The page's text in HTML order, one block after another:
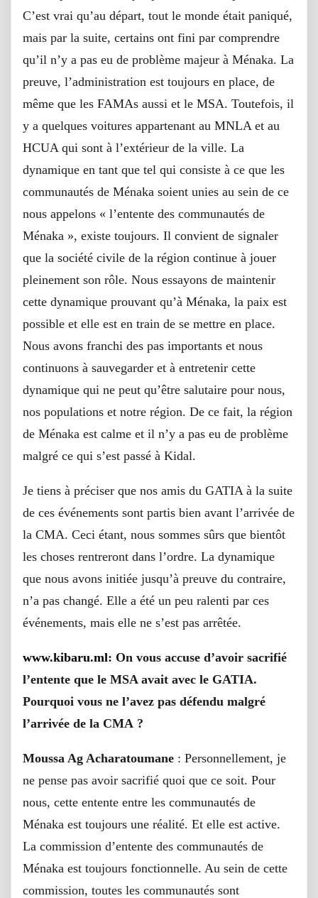
C’est vrai qu’au départ, tout le monde était paniqué,
mais par la suite, certains ont fini par comprendre
qu’il n’y a pas eu de problème majeur à Ménaka. La
preuve, l’administration est toujours en place, de
même que les FAMAs aussi et le MSA. Toutefois, il
y a quelques voitures appartenant au MNLA et au
HCUA qui sont à l’extérieur de la ville. La
dynamique en tant que tel qui consiste à ce que les
communautés de Ménaka soient unies au sein de ce
nous appelons « l’entente des communautés de
Ménaka », existe toujours. Il convient de signaler
que la société civile de la région continue à jouer
pleinement son rôle. Nous essayons de maintenir
cette dynamique prouvant qu’à Ménaka, la paix est
possible et elle est en train de se mettre en place.
Nous avons franchi des pas importants et nous
continuons à sauvegarder et à entretenir cette
dynamique qui ne peut qu’être salutaire pour nous,
nos populations et notre région. De ce fait, la région
de Ménaka est calme et il n’y a pas eu de problème
malgré ce qui s’est passé à Kidal.
Je tiens à préciser que nos amis du GATIA à la suite
de ces événements sont partis bien avant l’arrivée de
la CMA. Ceci étant, nous sommes sûrs que bientôt
les choses rentreront dans l’ordre. La dynamique
que nous avons initiée jusqu’à preuve du contraire,
n’a pas changé. Elle a été un peu ralenti par ces
événements, mais elle ne s’est pas arrêtée.
www.kibaru.ml: On vous accuse d’avoir sacrifié
l’entente que le MSA avait avec le GATIA.
Pourquoi vous ne l’avez pas défendu malgré
l’arrivée de la CMA ?
Moussa Ag Acharatoumane : Personnellement, je
ne pense pas avoir sacrifié quoi que ce soit. Pour
nous, cette entente entre les communautés de
Ménaka est toujours une réalité. Et elle est active.
La commission d’entente des communautés de
Ménaka est toujours fonctionnelle. Au sein de cette
commission, toutes les communautés sont